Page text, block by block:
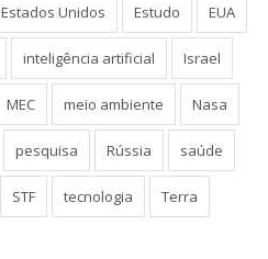
Estados Unidos Estudo EUA
inteligência artificial Israel
MEC meio ambiente Nasa
pesquisa Rússia saúde
STF tecnologia Terra